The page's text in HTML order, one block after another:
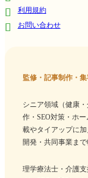
利用規約
お問い合わせ
監修・記事制作・
シニア領域（健康
作・SEO対策・ホ
載やタイアップに
開発・共同事業ま
理学療法士・介護